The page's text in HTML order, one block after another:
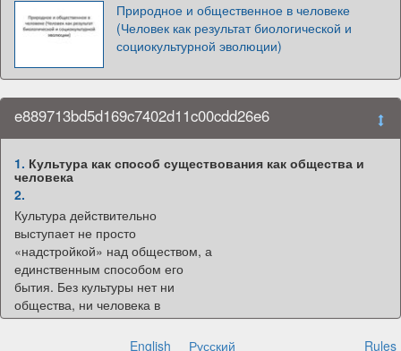
Природное и общественное в человеке
(Человек как результат биологической и
социокультурной эволюции)
e889713bd5d169c7402d11c00cdd26e6
1. Культура как способ существования как общества и
человека
2.
Культура действительно
выступает не просто
«надстройкой» над обществом, а
единственным способом его
бытия. Без культуры нет ни
общества, ни человека в
социальном смысле.
1. Культура как способ существования общества
English Русский Rules